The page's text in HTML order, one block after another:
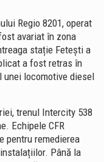
Regio 8201, operat
avariat în zona
stație Fetești a
a fost retras în
unei locomotive diesel
trenul Intercity 538
Echipele CFR
pentru remedierea
Până la